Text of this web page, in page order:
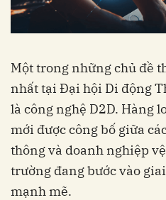
Một trong những chủ đề
nhất tại Đại hội Di động
là công nghệ D2D. Hàng
mới được công bố giữa
thông và doanh nghiệp
trường đang bước vào
mạnh mẽ.